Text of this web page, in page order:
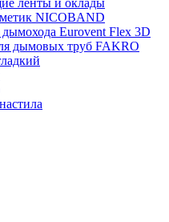
ленты и оклады
NICOBAND
дымохода Eurovent Flex 3D
дымовых труб FAKRO